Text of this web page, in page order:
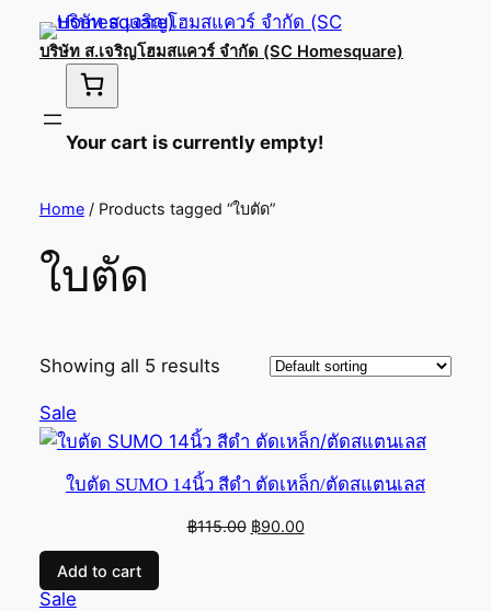
บริษัท ส.เจริญโฮมสแควร์ จำกัด (SC Homesquare)
Your cart is currently empty!
Home/ Products tagged “ใบตัด”
ใบตัด
Showing all 5 results
SaleProduct
on
ใบตัด SUMO 14นิ้ว สีดำ ตัดเหล็ก/ตัดสแตนเลส
฿115.00 Original
฿90.00Current
Add to cart
SaleProduct